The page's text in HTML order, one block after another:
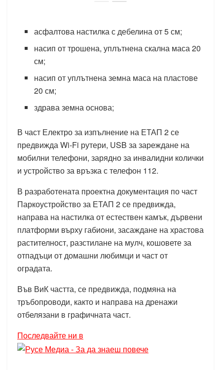
асфалтова настилка с дебелина от 5 см;
насип от трошена, уплътнена скална маса 20
см;
насип от уплътнена земна маса на пластове
20 см;
здрава земна основа;
В част Електро за изпълнение на ЕТАП 2 се
предвижда Wi-Fi рутери, USB за зареждане на
мобилни телефони, зарядно за инвалидни колички
и устройство за връзка с телефон 112.
В разработената проектна документация по част
Паркоустройство за ЕТАП 2 се предвижда,
направа на настилка от естествен камък, дървени
платформи върху габиони, засаждане на храстова
растителност, разстилане на мулч, кошовете за
отпадъци от домашни любимци и част от
оградата.
Във ВиК частта, се предвижда, подмяна на
тръбопроводи, както и направа на дренажи
отбелязани в графичната част.
Последвайте ни в